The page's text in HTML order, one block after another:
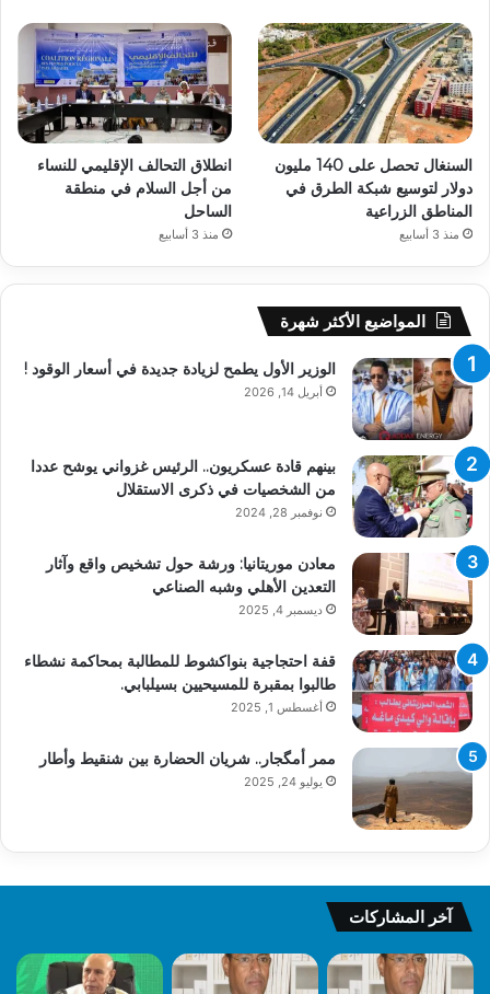
السنغال تحصل على 140 مليون
دولار لتوسيع شبكة الطرق في
المناطق الزراعية
منذ 3 أسابيع
انطلاق التحالف الإقليمي للنساء
من أجل السلام في منطقة
الساحل
منذ 3 أسابيع
المواضيع الأكثر شهرة
الوزير الأول يطمح لزيادة جديدة في أسعار الوقود !
أبريل 14, 2026
بينهم قادة عسكريون.. الرئيس غزواني يوشح عددا
من الشخصيات في ذكرى الاستقلال
نوفمبر 28, 2024
معادن موريتانيا: ورشة حول تشخيص واقع وآثار
التعدين الأهلي وشبه الصناعي
ديسمبر 4, 2025
قفة احتجاجية بنواكشوط للمطالبة بمحاكمة نشطاء
طالبوا بمقبرة للمسيحيين بسيلبابي.
أغسطس 1, 2025
ممر أمگجار.. شريان الحضارة بين شنقيط وأطار
يوليو 24, 2025
آخر المشاركات